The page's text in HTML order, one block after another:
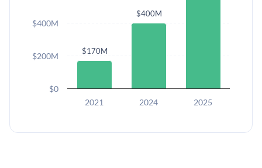
$170M
$400M
2021 2024 2025
$0
$200M
$400M